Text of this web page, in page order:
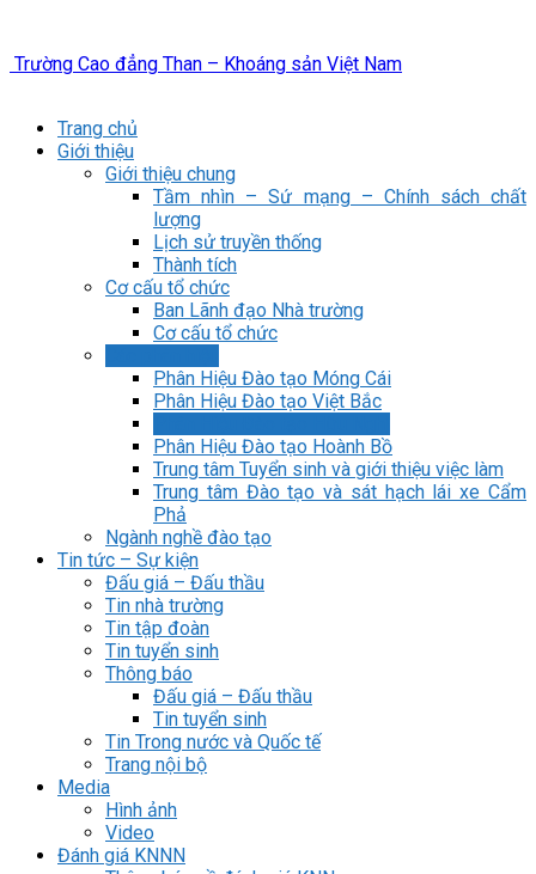
Trường Cao đẳng Than – Khoáng sản Việt Nam
Trang chủ
Giới thiệu
Giới thiệu chung
Tầm nhìn – Sứ mạng – Chính sách chất
lượng
Lịch sử truyền thống
Thành tích
Cơ cấu tổ chức
Ban Lãnh đạo Nhà trường
Cơ cấu tổ chức
Phân Hiệu Đào tạo Móng Cái
Phân Hiệu Đào tạo Việt Bắc
Phân Hiệu Đào tạo Hoành Bồ
Trung tâm Tuyển sinh và giới thiệu việc làm
Trung tâm Đào tạo và sát hạch lái xe Cẩm
Phả
Ngành nghề đào tạo
Tin tức – Sự kiện
Đấu giá – Đấu thầu
Tin nhà trường
Tin tập đoàn
Tin tuyển sinh
Thông báo
Đấu giá – Đấu thầu
Tin tuyển sinh
Tin Trong nước và Quốc tế
Trang nội bộ
Media
Hình ảnh
Video
Đánh giá KNNN